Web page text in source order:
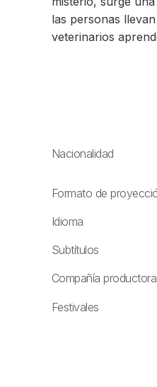
las personas
veterinarios
Nacionalidad
Formato de
Idioma
Subtítulos
Compañía productora
Festivales